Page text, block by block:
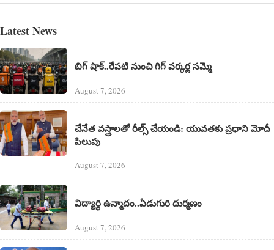
Latest News
బిగ్ షాక్..రేపటి నుంచి గిగ్ వర్కర్ల సమ్మె
August 7, 2026
చేనేత వస్త్రాలతో రీల్స్ చేయండి: యువతకు ప్రధాని మోదీ
పిలుపు
August 7, 2026
విద్యార్ధి ఉన్మాదం..ఏడుగురి దుర్మణం
August 7, 2026